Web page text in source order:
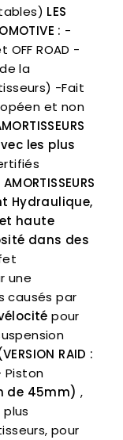
LES
: -
ROAD -
la
-Fait
et non
les plus
Hydraulique,
haute
dans des
une
causés par
pour
RAID :
Piston
de 45mm) ,
pour